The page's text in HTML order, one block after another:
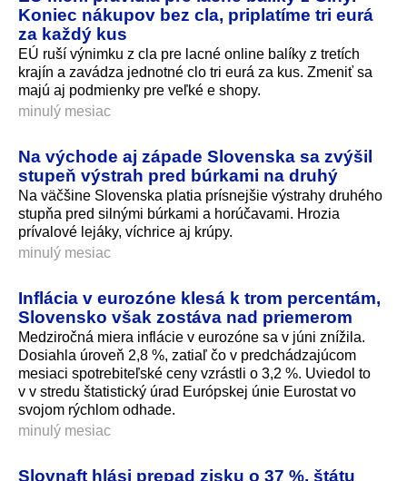
Koniec nákupov bez cla, priplatíme tri eurá
za každý kus
EÚ ruší výnimku z cla pre lacné online balíky z tretích
krajín a zavádza jednotné clo tri eurá za kus. Zmeniť sa
majú aj podmienky pre veľké e shopy.
minulý mesiac
Na východe aj západe Slovenska sa zvýšil
stupeň výstrah pred búrkami na druhý
Na väčšine Slovenska platia prísnejšie výstrahy druhého
stupňa pred silnými búrkami a horúčavami. Hrozia
prívalové lejáky, víchrice aj krúpy.
minulý mesiac
Inflácia v eurozóne klesá k trom percentám,
Slovensko však zostáva nad priemerom
Medziročná miera inflácie v eurozóne sa v júni znížila.
Dosiahla úroveň 2,8 %, zatiaľ čo v predchádzajúcom
mesiaci spotrebiteľské ceny vzrástli o 3,2 %. Uviedol to
v v stredu štatistický úrad Európskej únie Eurostat vo
svojom rýchlom odhade.
minulý mesiac
Slovnaft hlási prepad zisku o 37 %, štátu